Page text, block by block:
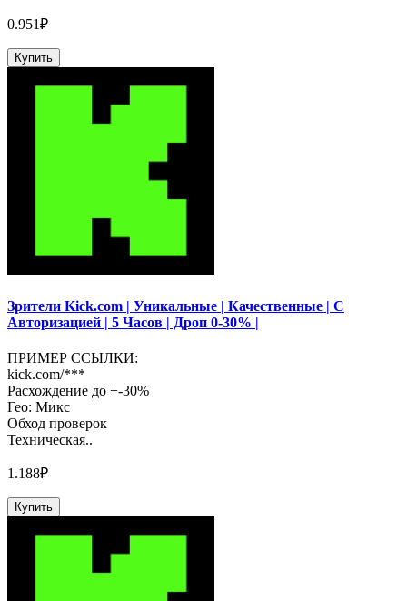
0.951₽
Купить
Зрители Kick.com | Уникальные | Качественные | С
Авторизацией | 5 Часов | Дроп 0-30% |
ПРИМЕР ССЫЛКИ:
kick.com/***
Расхождение до +-30%
Гео: Микс
Обход проверок
Техническая..
1.188₽
Купить